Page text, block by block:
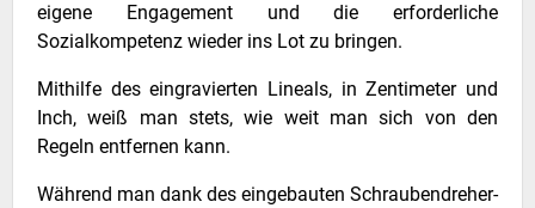
eigene Engagement und die erforderliche
Sozialkompetenz wieder ins Lot zu bringen.
Mithilfe des eingravierten Lineals, in Zentimeter und
Inch, weiß man stets, wie weit man sich von den
Regeln entfernen kann.
Während man dank des eingebauten Schraubendreher-